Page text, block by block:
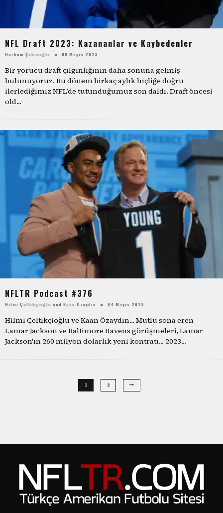
NFL Draft 2023: Kazananlar ve Kaybedenler
Görkem Şahinoğlu 09 Mayıs 2023
Bir yorucu draft çılgınlığının daha sonuna gelmiş
bulunuyoruz. Bu dönem birkaç aylık hiçliğe doğru
ilerlediğimiz NFL’de tutunduğumuz son daldı. Draft öncesi
old...
NFLTR Podcast #376
Hilmi Çeltikçioğlu and Kaan Özaydın 04 Mayıs 2023
Hilmi Çeltikçioğlu ve Kaan Özaydın... Mutlu sona eren
Lamar Jackson ve Baltimore Ravens görüşmeleri, Lamar
Jackson'ın 260 milyon dolarlık yeni kontratı... 2023...
1 2